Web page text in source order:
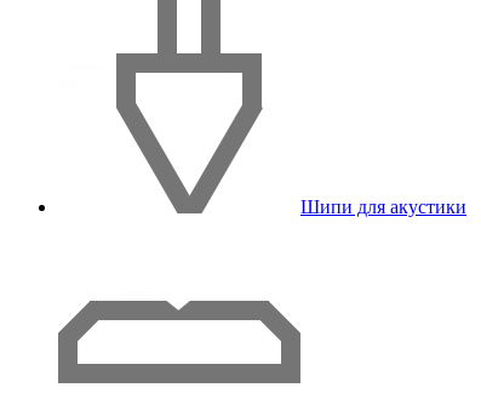
Шипи для акустики